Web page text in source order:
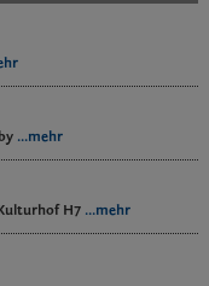
...mehr
H7 ...mehr